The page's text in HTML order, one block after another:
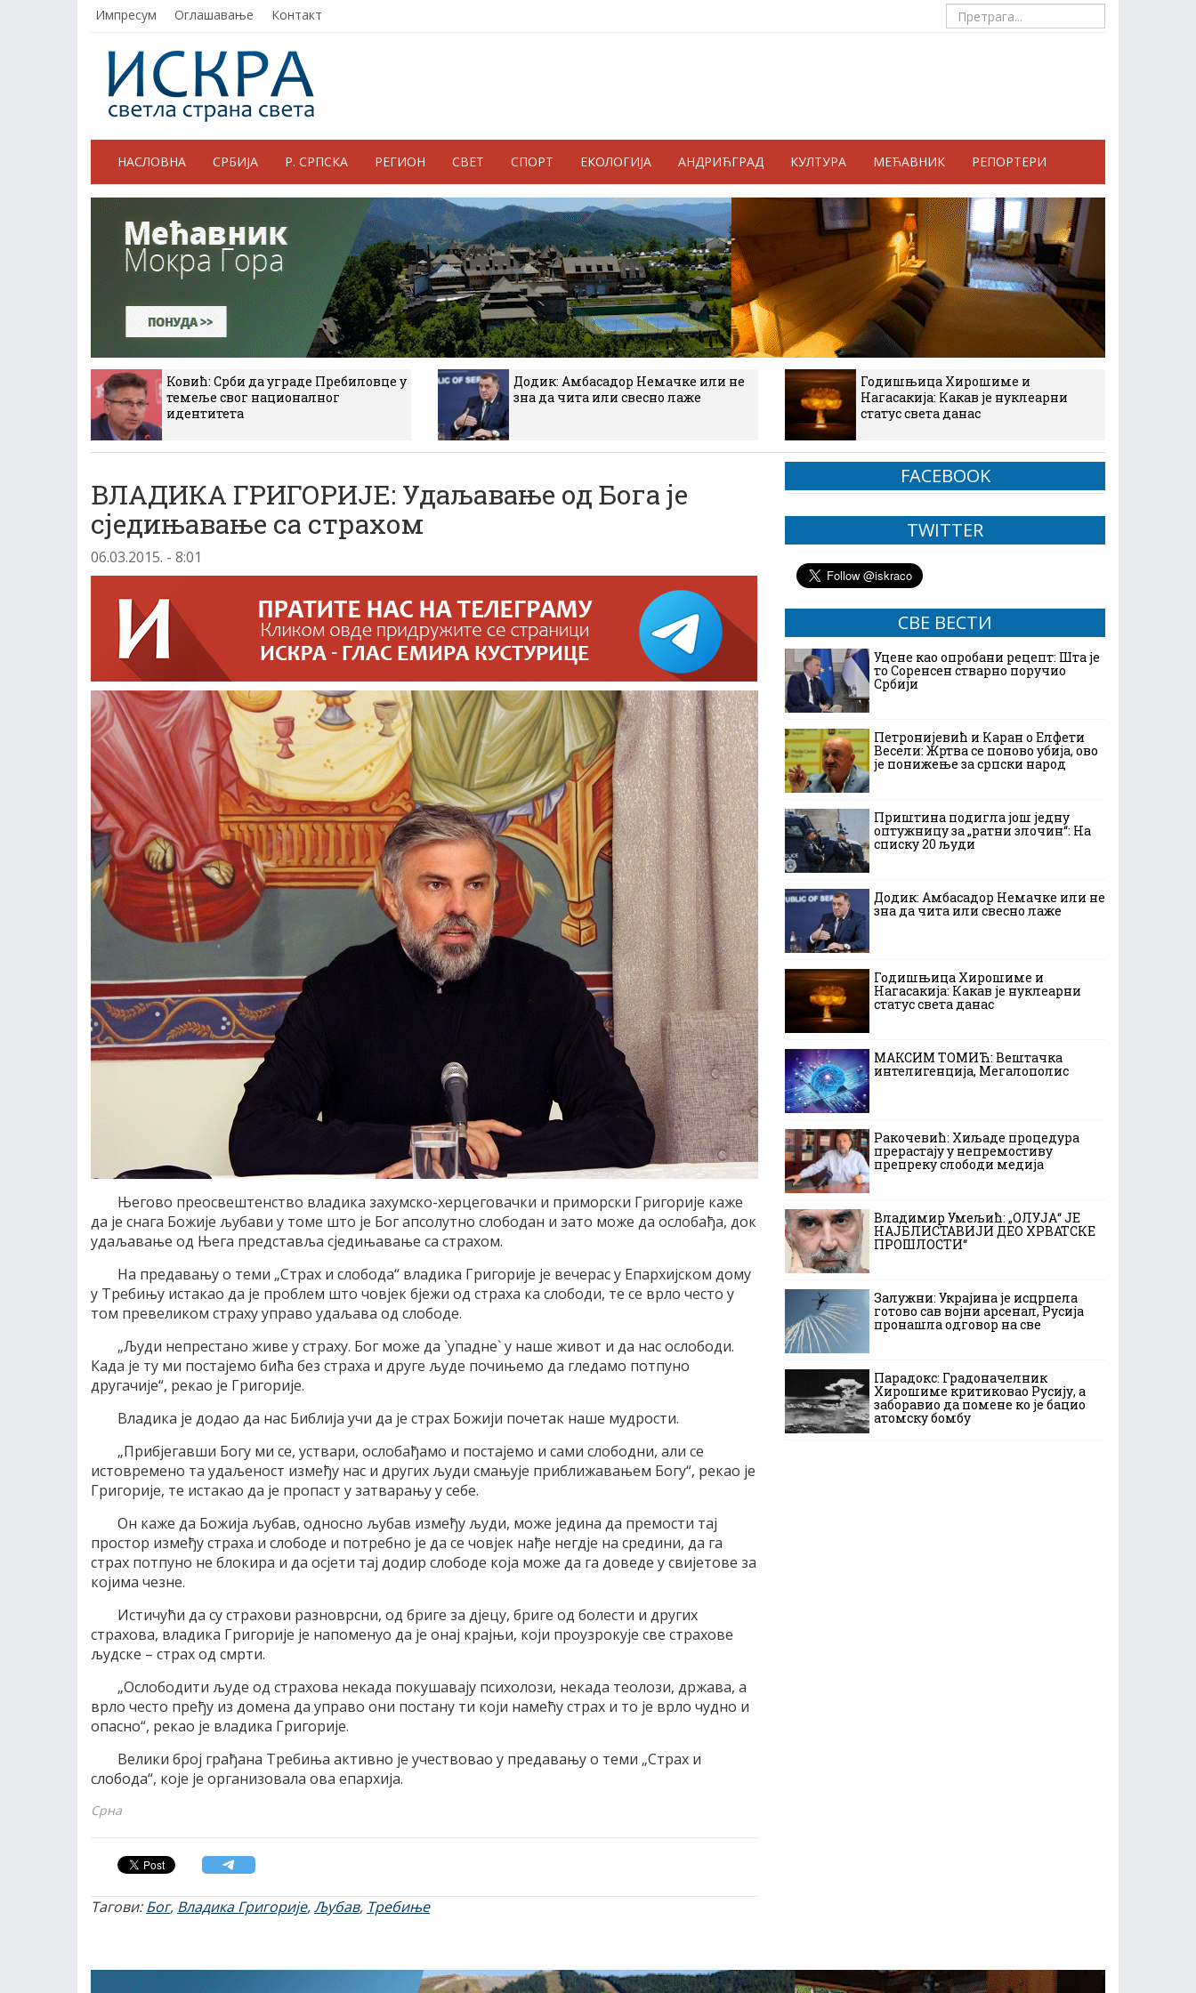
Импресум Оглашавање Контакт
НАСЛОВНА СРБИЈА Р. СРПСКА РЕГИОН СВЕТ СПОРТ ЕКОЛОГИЈА АНДРИЋГРАД КУЛТУРА МЕЋАВНИК РЕПОРТЕРИ
Ковић: Срби да уграде Пребиловце у
темеље свог националног
идентитета
Додик: Амбасадор Немачке или не
зна да чита или свесно лаже
Годишњица Хирошиме и
Нагасакија: Какав је нуклеарни
статус света данас
ВЛАДИКА ГРИГОРИЈЕ: Удаљавање од Бога је
сједињавање са страхом
06.03.2015. - 8:01
Његово преосвештенство владика захумско-херцеговачки и приморски Григорије каже
да је снага Божије љубави у томе што је Бог апсолутно слободан и зато може да ослобађа, док
удаљавање од Њега представља сједињавање са страхом.
На предавању о теми „Страх и слобода“ владика Григорије је вечерас у Епархијском дому
у Требињу истакао да је проблем што човјек бјежи од страха ка слободи, те се врло често у
том превеликом страху управо удаљава од слободе.
„Људи непрестано живе у страху. Бог може да `упадне` у наше живот и да нас ослободи.
Када је ту ми постајемо бића без страха и друге људе почињемо да гледамо потпуно
другачије“, рекао је Григорије.
Владика је додао да нас Библија учи да је страх Божији почетак наше мудрости.
„Прибјегавши Богу ми се, уствари, ослобађамо и постајемо и сами слободни, али се
истовремено та удаљеност између нас и других људи смањује приближавањем Богу“, рекао је
Григорије, те истакао да је пропаст у затварању у себе.
Он каже да Божија љубав, односно љубав између људи, може једина да премости тај
простор између страха и слободе и потребно је да се човјек нађе негдје на средини, да га
страх потпуно не блокира и да осјети тај додир слободе која може да га доведе у свијетове за
којима чезне.
Истичући да су страхови разноврсни, од бриге за дјецу, бриге од болести и других
страхова, владика Григорије је напоменуо да је онај крајњи, који проузрокује све страхове
људске – страх од смрти.
„Ослободити људе од страхова некада покушавају психолози, некада теолози, држава, а
врло често пређу из домена да управо они постану ти који намећу страх и то је врло чудно и
опасно“, рекао је владика Григорије.
Велики број грађана Требиња активно је учествовао у предавању о теми „Страх и
слобода“, које је организовала ова епархија.
Срна
Тагови:Бог, Владика Григорије,Љубав, Требиње
FACEBOOK
TWITTER
СВЕ ВЕСТИ
Уцене као опробани рецепт: Шта је
то Соренсен стварно поручио
Србији
Петронијевић и Каран о Елфети
Весели: Жртва се поново убија, ово
је понижење за српски народ
Приштина подигла још једну
оптужницу за „ратни злочин“: На
списку 20 људи
Додик: Амбасадор Немачке или не
зна да чита или свесно лаже
Годишњица Хирошиме и
Нагасакија: Какав је нуклеарни
статус света данас
МАКСИМ ТОМИЋ: Вештачка
интелигенција, Мегалополис
Ракочевић: Хиљаде процедура
прерастају у непремостиву
препреку слободи медија
Владимир Умељић: „ОЛУЈА“ ЈЕ
НАЈБЛИСТАВИЈИ ДЕО ХРВАТСКЕ
ПРОШЛОСТИ“
Залужни: Украјина је исцрпела
готово сав војни арсенал, Русија
пронашла одговор на све
Парадокс: Градоначелник
Хирошиме критиковао Русију, а
заборавио да помене ко је бацио
атомску бомбу